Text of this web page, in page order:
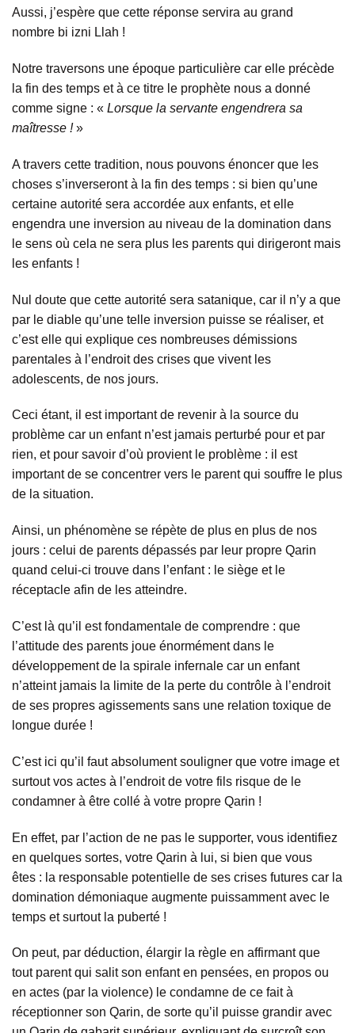
Aussi, j’espère que cette réponse servira au grand
nombre bi izni Llah !
Notre traversons une époque particulière car elle précède
la fin des temps et à ce titre le prophète nous a donné
comme signe : « Lorsque la servante engendrera sa
maîtresse !»
A travers cette tradition, nous pouvons énoncer que les
choses s’inverseront à la fin des temps : si bien qu’une
certaine autorité sera accordée aux enfants, et elle
engendra une inversion au niveau de la domination dans
le sens où cela ne sera plus les parents qui dirigeront mais
les enfants !
Nul doute que cette autorité sera satanique, car il n’y a que
par le diable qu’une telle inversion puisse se réaliser, et
c’est elle qui explique ces nombreuses démissions
parentales à l’endroit des crises que vivent les
adolescents, de nos jours.
Ceci étant, il est important de revenir à la source du
problème car un enfant n’est jamais perturbé pour et par
rien, et pour savoir d’où provient le problème : il est
important de se concentrer vers le parent qui souffre le plus
de la situation.
Ainsi, un phénomène se répète de plus en plus de nos
jours : celui de parents dépassés par leur propre Qarin
quand celui-ci trouve dans l’enfant : le siège et le
réceptacle afin de les atteindre.
C’est là qu’il est fondamentale de comprendre : que
l’attitude des parents joue énormément dans le
développement de la spirale infernale car un enfant
n’atteint jamais la limite de la perte du contrôle à l’endroit
de ses propres agissements sans une relation toxique de
longue durée !
C’est ici qu’il faut absolument souligner que votre image et
surtout vos actes à l’endroit de votre fils risque de le
condamner à être collé à votre propre Qarin !
En effet, par l’action de ne pas le supporter, vous identifiez
en quelques sortes, votre Qarin à lui, si bien que vous
êtes : la responsable potentielle de ses crises futures car la
domination démoniaque augmente puissamment avec le
temps et surtout la puberté !
On peut, par déduction, élargir la règle en affirmant que
tout parent qui salit son enfant en pensées, en propos ou
en actes (par la violence) le condamne de ce fait à
réceptionner son Qarin, de sorte qu’il puisse grandir avec